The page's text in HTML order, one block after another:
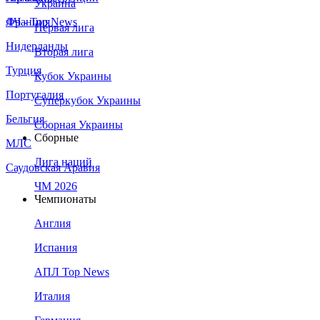
Франция
Нидерланды
Турция
Португалия
Бельгия
МЛС
Саудовская Аравия
ЛЧ - Top News
Украина
Первая лига
Вторая лига
Кубок Украины
Суперкубок Украины
Сборная Украины
Сборные
Лига наций
ЧМ 2026
Чемпионаты
Англия
Испания
АПЛ Top News
Италия